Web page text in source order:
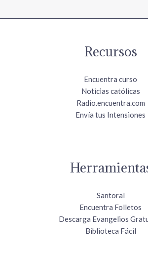
Recursos
Encuentra curso
Noticias católicas
Radio.encuentra.com
Envía tus Intensiones
Santoral
Encuentra Folletos
Descarga Evangelios
Biblioteca Fácil